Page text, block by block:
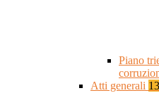
Piano
Atti generali